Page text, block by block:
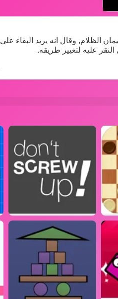
الظلام, وقال انه يريد البقاء على
عليه لتغيير طريقه.